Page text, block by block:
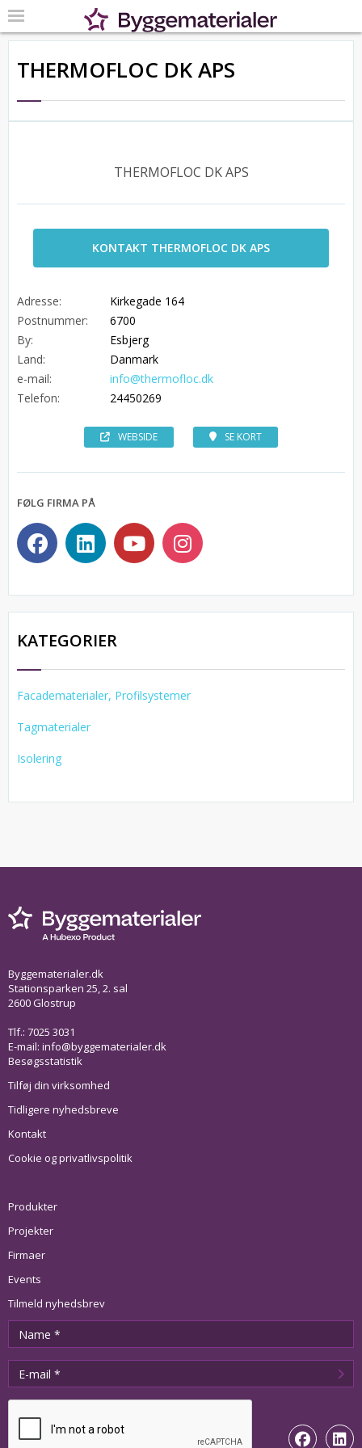
THERMOFLOC DK APS
THERMOFLOC DK APS
KONTAKT THERMOFLOC DK APS
Adresse:
Kirkegade 164
Postnummer:
6700
By:
Esbjerg
Land:
Danmark
e-mail:
info@thermofloc.dk
Telefon:
24450269
WEBSIDE SE KORT
FØLG FIRMA PÅ
KATEGORIER
Facadematerialer, Profilsystemer
Tagmaterialer
Isolering
Byggematerialer.dk
Stationsparken 25, 2. sal
2600 Glostrup
Tlf.: 7025 3031
E-mail: info@byggematerialer.dk
Besøgsstatistik
Tilføj din virksomhed
Tidligere nyhedsbreve
Kontakt
Cookie og privatlivspolitik
Produkter
Projekter
Firmaer
Events
Tilmeld nyhedsbrev